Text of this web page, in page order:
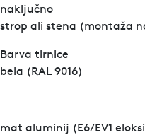
naključno
strop ali stena (montaža
Barva tirnice
bela (RAL 9016)
mat aluminij (E6/EV1